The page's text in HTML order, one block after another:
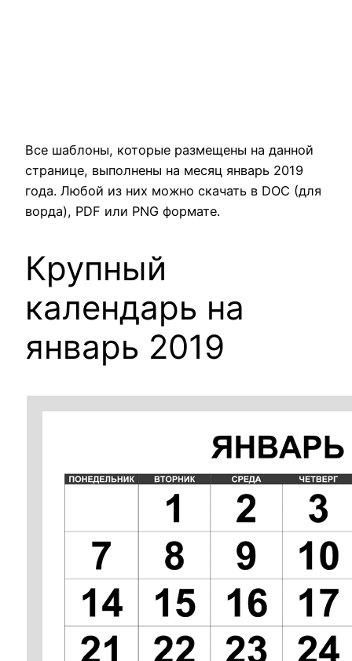
Все шаблоны, которые размещены на данной
странице, выполнены на месяц январь 2019
года. Любой из них можно скачать в DOC (для
ворда), PDF или PNG формате.
Крупный
календарь на
январь 2019